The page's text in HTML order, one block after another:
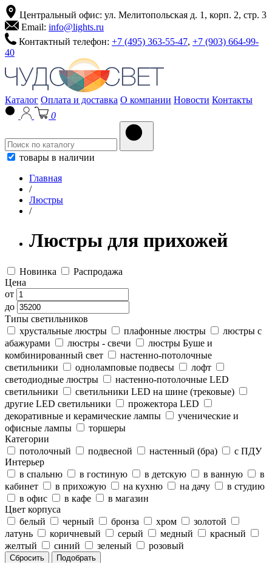
Центральный офис: ул. Мелитопольская д. 1, корп. 2, стр. 3
Email: info@lights.ru
Контактный телефон: +7 (495) 363-55-47, +7 (903) 664-99-
40
Каталог Оплата и доставка О компании Новости Контакты
0
товары в наличии
Главная
/
Люстры
/
Люстры для прихожей
Новинка
Распродажа
Цена
от
до
Типы светильников
хрустальные люстры
плафонные люстры
люстры с
абажурами
люстры - свечи
люстры Буше и
комбинированный свет
настенно-потолочные
светильники
одноламповые подвесы
лофт
светодиодные люстры
настенно-потолочные LED
светильники
светильники LED на шине (трековые)
другие LED светильники
прожектора LED
декоративные и керамические лампы
ученические и
офисные лампы
торшеры
Категории
потолочный
подвесной настенный (бра)
с ПДУ
Интерьер
в спальню
в гостиную в детскую в ванную
в
кабинет
в прихожую на кухню на дачу
в студию
в офис
в кафе
в магазин
Цвет корпуса
белый
черный бронза хром
золотой
латунь
коричневый серый медный
красный
желтый
синий зеленый розовый
Сбросить Подобрать